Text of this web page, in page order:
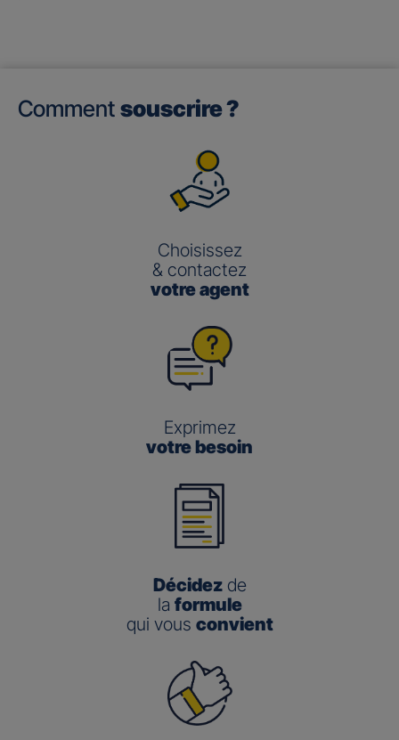
Comment souscrire ?
Choisissez
& contactez
votre agent
Exprimez
votre besoin
Décidezde
la formule
qui vous convient